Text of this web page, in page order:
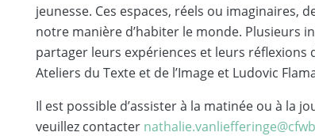
jeunesse. Ces espaces, réels ou
notre manière dʼhabiter le monde. Plusieurs
partager leurs expériences et leurs
Ateliers du Texte et de lʼImage et Ludovic
Il est possible d’assister à la matinée ou à la
veuillez contacter